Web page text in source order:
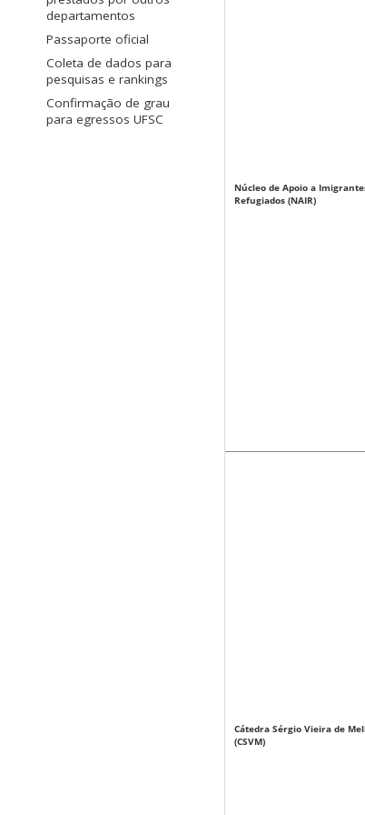
departamentos
Passaporte oficial
Coleta de dados para
pesquisas e rankings
Confirmação de grau
para egressos UFSC
Núcleo de Apoio a
Refugiados (NAIR)
Cátedra Sérgio Vieira de
(CSVM)